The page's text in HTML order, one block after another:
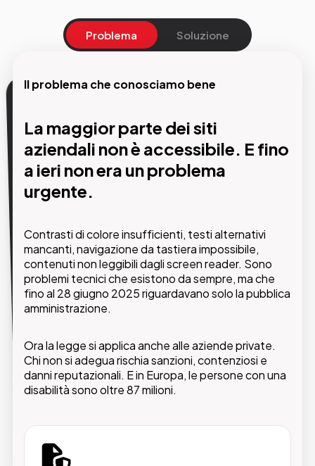
Problema Soluzione
Un percorso strutturato verso la
conformità con un partner
certificato al tuo fianco.
GMDE è partner certificato per l'implementazione
di Eye-Able e affianca le aziende in ogni fase del
processo di adeguamento: dall'analisi tecnica
iniziale fino all'implementazione degli strumenti e al
monitoraggio continuo della conformità.
Audit tecnico del sito
Analisi completa per identificare le criticità
Il problema che conosciamo bene
La maggior parte dei siti
aziendali non è accessibile. E fino
a ieri non era un problema
urgente.
Contrasti di colore insufficienti, testi alternativi
mancanti, navigazione da tastiera impossibile,
contenuti non leggibili dagli screen reader. Sono
problemi tecnici che esistono da sempre, ma che
fino al 28 giugno 2025 riguardavano solo la pubblica
amministrazione.
Ora la legge si applica anche alle aziende private.
Chi non si adegua rischia sanzioni, contenziosi e
danni reputazionali. E in Europa, le persone con una
disabilità sono oltre 87 milioni.